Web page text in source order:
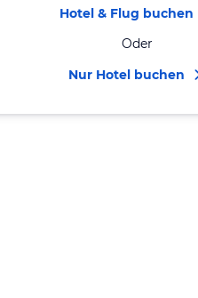
Hotel & Flug buchen
Oder
Nur Hotel buchen